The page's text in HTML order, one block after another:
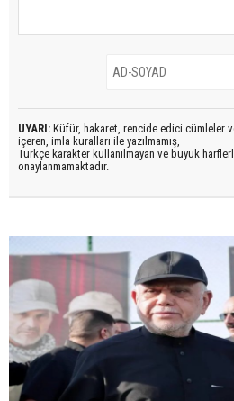
UYARI: Küfür, hakaret, rencide edici cümleler
içeren, imla kuralları ile yazılmamış,
Türkçe karakter kullanılmayan ve büyük
onaylanmamaktadır.